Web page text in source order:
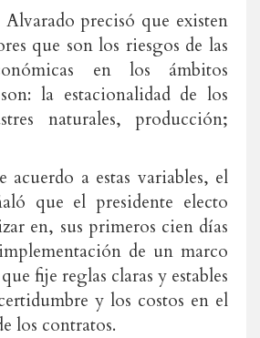
Alvarado precisó que existen
que son los riesgos de las
en los ámbitos
la estacionalidad de los
naturales, producción;
acuerdo a estas variables, el
que el presidente electo
en, sus primeros cien días
de un marco
fije reglas claras y estables
y los costos en el
los contratos.